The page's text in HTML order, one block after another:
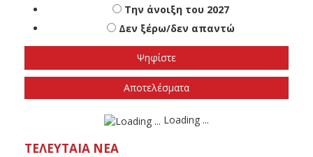
Πότε πιστεύετε ότι θα γίνουν οι εθνικές
εκλογές
Το φθινόπωρο του 2026
Την άνοιξη του 2027
Δεν ξέρω/δεν απαντώ